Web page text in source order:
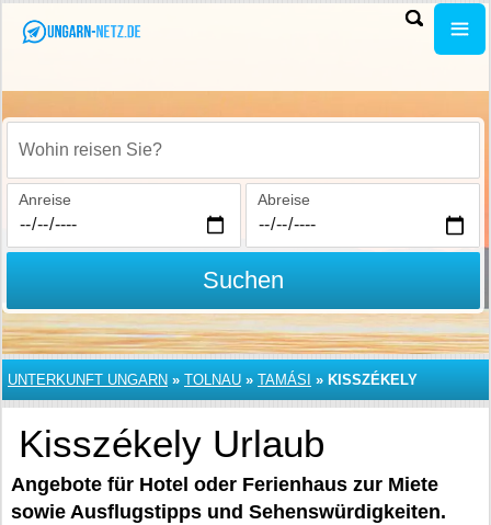
Wohin reisen Sie?
Anreise Abreise
Suchen
UNTERKUNFT UNGARN » TOLNAU » TAMÁSI » KISSZÉKELY
Kisszékely Urlaub
Angebote für Hotel oder Ferienhaus zur Miete
sowie Ausflugstipps und Sehenswürdigkeiten.